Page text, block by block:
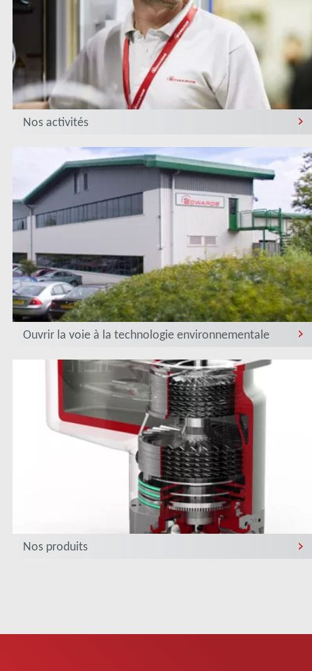
Nos activités
Ouvrir la voie à la technologie environnementale
Nos produits